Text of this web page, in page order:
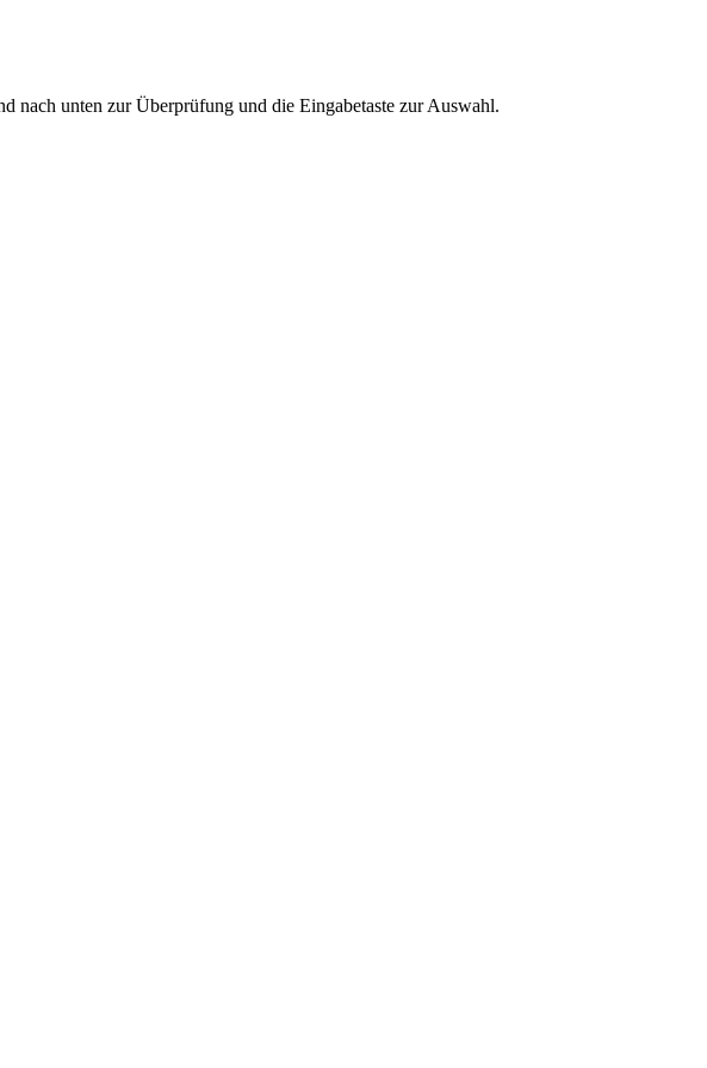
nach unten zur Überprüfung und die Eingabetaste zur Auswahl.